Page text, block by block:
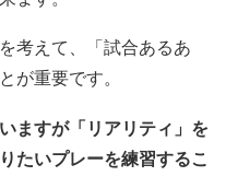
考えて、「試合あるあ
が重要です。
ますが「リアリティ」を
たいプレーを練習するこ